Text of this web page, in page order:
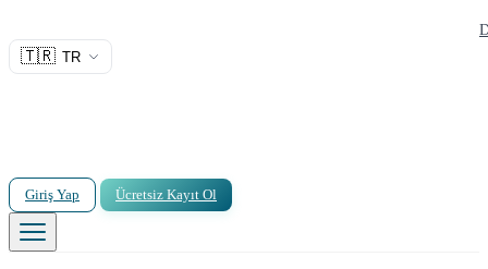
🇹🇷 TR
Giriş Yap Ücretsiz Kayıt Ol